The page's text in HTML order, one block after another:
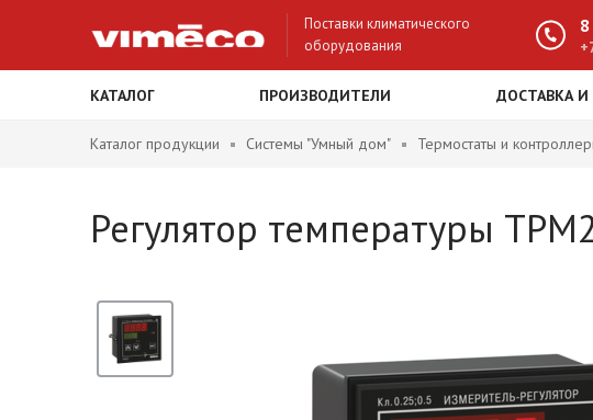
Поставки климатического
оборудования
КАТАЛОГ ПРОИЗВОДИТЕЛИ ДОСТАВКА И
Каталог продукции Системы "Умный дом" Термостаты и
Регулятор температуры